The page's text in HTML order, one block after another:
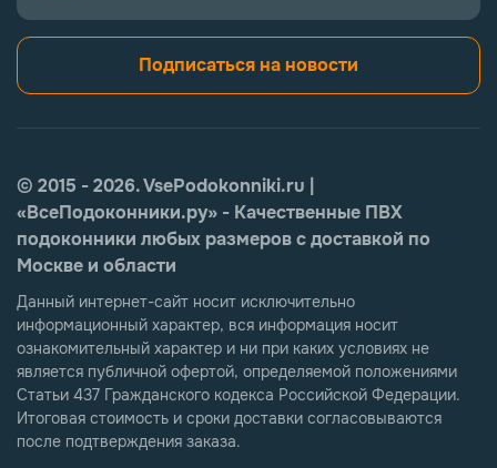
Подписаться на новости
© 2015 - 2026. VsePodokonniki.ru |
«ВсеПодоконники.ру» - Качественные ПВХ
подоконники любых размеров с доставкой по
Москве и области
Данный интернет-сайт носит исключительно
информационный характер, вся информация носит
ознакомительный характер и ни при каких условиях не
является публичной офертой, определяемой положениями
Статьи 437 Гражданского кодекса Российской Федерации.
Итоговая стоимость и сроки доставки согласовываются
после подтверждения заказа.